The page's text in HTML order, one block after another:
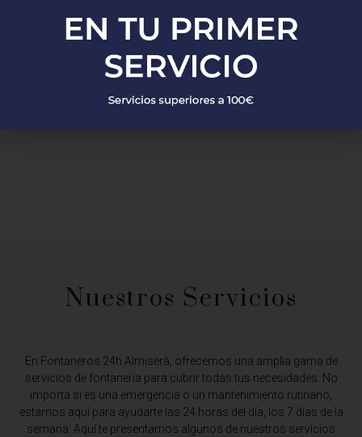
nos necesites!
PEDIR PRESUPUESTO
Nuestros Servicios
En Fontaneros 24h Almiserà, ofrecemos una amplia gama de
servicios de fontanería para cubrir todas tus necesidades. No
importa si es una emergencia o un mantenimiento rutinario,
estamos aquí para ayudarte las 24 horas del día, los 7 días de la
semana. Aquí te presentamos algunos de nuestros servicios